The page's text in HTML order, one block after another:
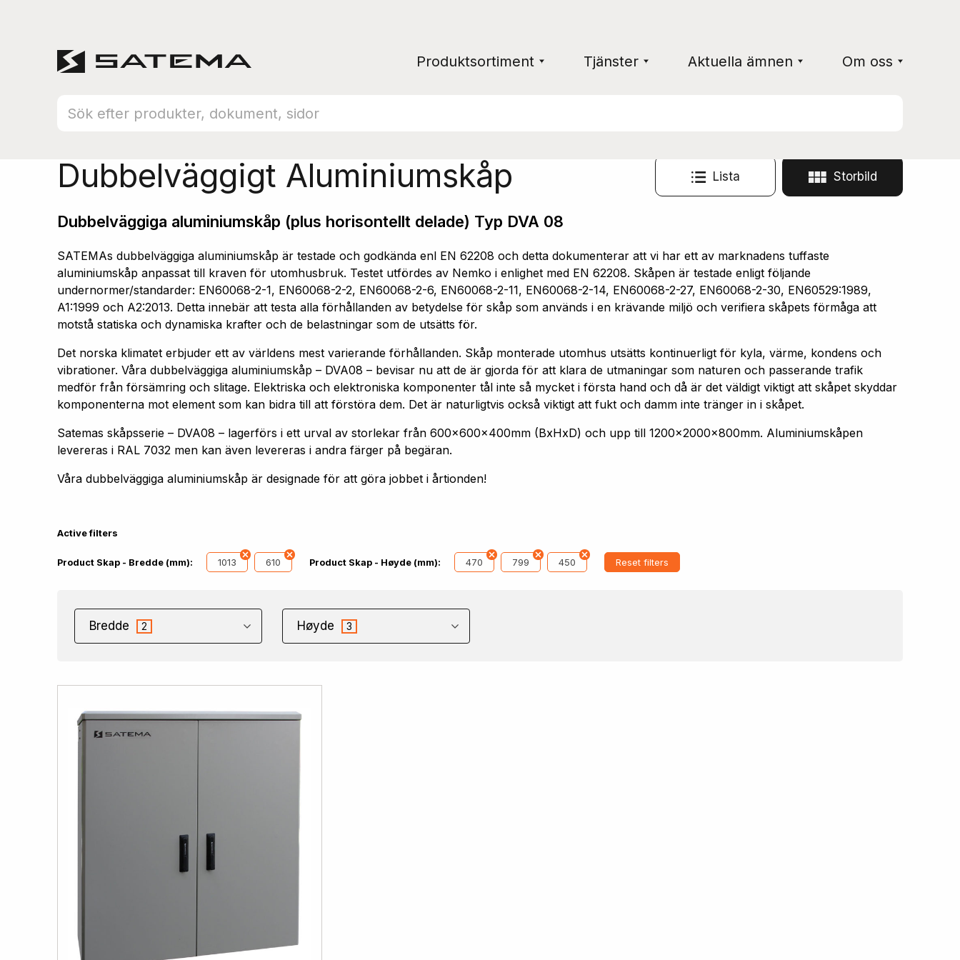
Produktsortiment Tjänster Aktuella ämnen Om oss
Hem Produktsortiment Aluminiumskåp
Dubbelväggigt Aluminiumskåp Lista Storbild
Dubbelväggiga aluminiumskåp (plus horisontellt delade) Typ DVA 08
SATEMAs dubbelväggiga aluminiumskåp är testade och godkända enl EN 62208 och detta dokumenterar att vi har ett av marknadens tuffaste
aluminiumskåp anpassat till kraven för utomhusbruk. Testet utfördes av Nemko i enlighet med EN 62208. Skåpen är testade enligt följande
undernormer/standarder: EN60068-2-1, EN60068-2-2, EN60068-2-6, EN60068-2-11, EN60068-2-14, EN60068-2-27, EN60068-2-30, EN60529:1989,
A1:1999 och A2:2013. Detta innebär att testa alla förhållanden av betydelse för skåp som används i en krävande miljö och verifiera skåpets förmåga att
motstå statiska och dynamiska krafter och de belastningar som de utsätts för.
Det norska klimatet erbjuder ett av världens mest varierande förhållanden. Skåp monterade utomhus utsätts kontinuerligt för kyla, värme, kondens och
vibrationer. Våra dubbelväggiga aluminiumskåp – DVA08 – bevisar nu att de är gjorda för att klara de utmaningar som naturen och passerande trafik
medför från försämring och slitage. Elektriska och elektroniska komponenter tål inte så mycket i första hand och då är det väldigt viktigt att skåpet skyddar
komponenterna mot element som kan bidra till att förstöra dem. Det är naturligtvis också viktigt att fukt och damm inte tränger in i skåpet.
Satemas skåpsserie – DVA08 – lagerförs i ett urval av storlekar från 600x600x400mm (BxHxD) och upp till 1200x2000x800mm. Aluminiumskåpen
levereras i RAL 7032 men kan även levereras i andra färger på begäran.
Våra dubbelväggiga aluminiumskåp är designade för att göra jobbet i årtionden!
Active filters
Product Skap - Bredde (mm): 1013 610 Product Skap - Høyde (mm): 470 799 450 Reset filters
Bredde 2 Høyde 3